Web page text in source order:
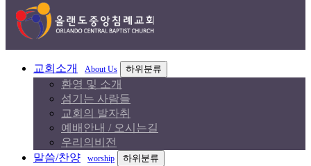
교회소개 About Us 하위분류
환영 및 소개
섬기는 사람들
교회의 발자취
예배안내 / 오시는길
우리의비전
말씀/찬양
worship 하위분류